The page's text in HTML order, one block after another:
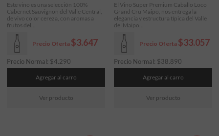
Precio Oferta $3.647
Precio Normal: $4.290
Este vino es una selección 100%
Cabernet Sauvignon del Valle Central,
de vivo color cereza, con aromas a
frutos del...
Agregar al carro
Ver producto
Precio Oferta $33.057
Precio Normal: $38.890
El Vino Super Premium Caballo Loco
Grand Cru Maipo, nos entrega la
elegancia y estructura típica del Valle
del Maipo...
Agregar al carro
Ver producto